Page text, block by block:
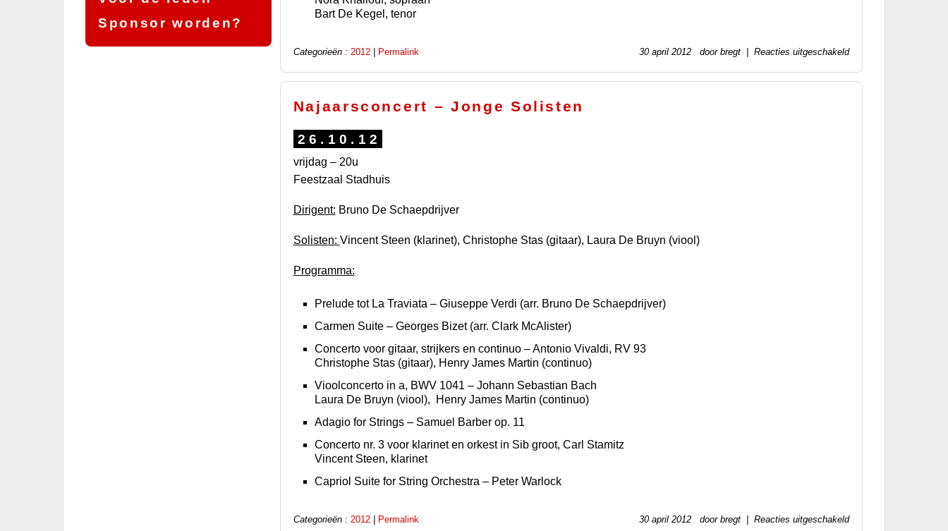
Bart De Kegel, tenor
30 april 2012 door bregt | Reacties uitgeschakeld
Categorieën : 2012| Permalink
Najaarsconcert – Jonge Solisten
26.10.12
vrijdag – 20u
Feestzaal Stadhuis
Dirigent: Bruno De Schaepdrijver
Solisten: Vincent Steen (klarinet), Christophe Stas (gitaar), Laura De Bruyn (viool)
Programma:
Prelude tot La Traviata – Giuseppe Verdi (arr. Bruno De Schaepdrijver)
Carmen Suite – Georges Bizet (arr. Clark McAlister)
Concerto voor gitaar, strijkers en continuo – Antonio Vivaldi, RV 93
Christophe Stas (gitaar), Henry James Martin (continuo)
Vioolconcerto in a, BWV 1041 – Johann Sebastian Bach
Laura De Bruyn (viool), Henry James Martin (continuo)
Adagio for Strings – Samuel Barber op. 11
Concerto nr. 3 voor klarinet en orkest in Sib groot, Carl Stamitz
Vincent Steen, klarinet
Capriol Suite for String Orchestra – Peter Warlock
30 april 2012 door bregt | Reacties uitgeschakeld
Categorieën : 2012| Permalink
2005
2004
Sponsor worden?